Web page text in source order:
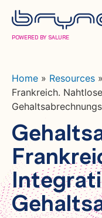
POWERED BY SALURE
Home » Resources »
Frankreich.